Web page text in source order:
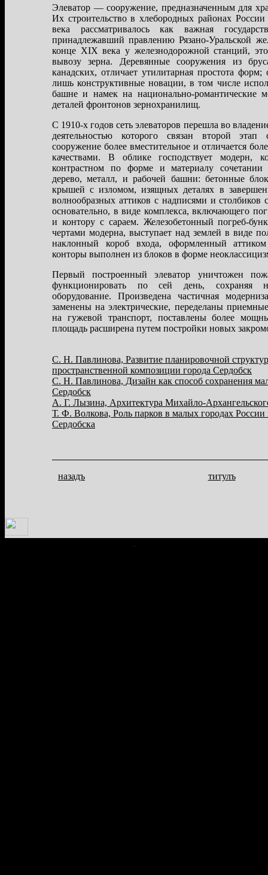
Элеватор — сооружение, предназначенным для
Их строительство в хлебородных районах
века рассматривалось как важная
принадлежавший правлению Рязано-Уральской
конце XIX века у железнодорожной станций, это
вывозу зерна. Деревянные сооружения из
канадских, отличает утилитарная простота
лишь конструктивные новации, в том числе
башне и намек на национально-романтические
деталей фронтонов зернохранилищ.
С 1910-х годов сеть элеваторов перешла во
деятельностью которого связан второй этап
сооружение более вместительное и отличается
качествами. В облике господствует модерн,
контрастном по форме и материалу сочетании
дерево, металл, и рабочей башни: бетонные
крышей с изломом, изящных деталях в
волнообразных аттиков с надписями и
основательно, в виде комплекса, включающего
и контору с сараем. Железобетонный погреб-
чертами модерна, выступает над землей в виде
наклонный короб входа, оформленный
конторы выполнен из блоков в форме
Первый построенный элеватор уничтожен
функционировать по сей день, сохраняя
оборудование. Произведена частичная
заменены на электрические, переделаны
на гужевой транспорт, поставлены более
площадь расширена путем постройки новых
С. Н. Павлинова, Развитие планировочной
пространственной композиции города Сердобск
С. Н. Павлинова, Дизайн как способ сохранения
Сердобск
А. Г. Лызина, Архитектура Михайло-
Т. Ф. Волкова, Роль парков в малых городах России
Сердобска
назадъ титулъ